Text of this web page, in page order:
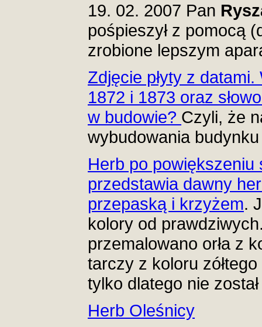
19. 02. 2007 Pan
pośpieszył z pomocą
zrobione lepszym
Zdjęcie płyty z
1872 i 1873 oraz
w budowie? Czyli, że
wybudowania
Herb po powiększeniu
przedstawia dawny
przepaską i krzyżem.
kolory od
przemalowano orła z
tarczy z koloru
tylko dlatego nie
Herb Oleśnicy